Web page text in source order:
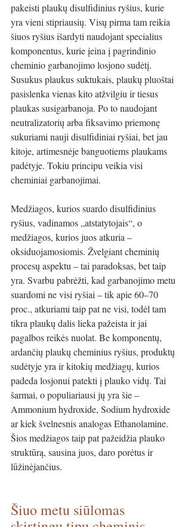
pakeisti plaukų disulfidinius ryšius, kurie
yra vieni stipriausių. Visų pirma tam reikia
šiuos ryšius išardyti naudojant specialius
komponentus, kurie įeina į pagrindinio
cheminio garbanojimo losjono sudėtį.
Susukus plaukus suktukais, plaukų pluoštai
pasislenka vienas kito atžvilgiu ir tiesus
plaukas susigarbanoja. Po to naudojant
neutralizatorių arba fiksavimo priemonę
sukuriami nauji disulfidiniai ryšiai, bet jau
kitoje, artimesnėje banguotiems plaukams
padėtyje. Tokiu principu veikia visi
cheminiai garbanojimai.
Medžiagos, kurios suardo disulfidinius
ryšius, vadinamos „atstatytojais“, o
medžiagos, kurios juos atkuria –
oksiduojamosiomis. Žvelgiant cheminių
procesų aspektu – tai paradoksas, bet taip
yra. Svarbu pabrėžti, kad garbanojimo metu
suardomi ne visi ryšiai – tik apie 60–70
proc., atkuriami taip pat ne visi, todėl tam
tikra plaukų dalis lieka pažeista ir jai
pagalbos reikės nuolat. Be komponentų,
ardančių plaukų cheminius ryšius, produktų
sudėtyje yra ir kitokių medžiagų, kurios
padeda losjonui patekti į plauko vidų. Tai
šarmai, o populiariausi jų yra šie –
Ammonium hydroxide, Sodium hydroxide
ar kiek švelnesnis analogas Ethanolamine.
Šios medžiagos taip pat pažeidžia plauko
struktūrą, sausina juos, daro porėtus ir
lūžinėjančius.
Šiuo metu siūlomas